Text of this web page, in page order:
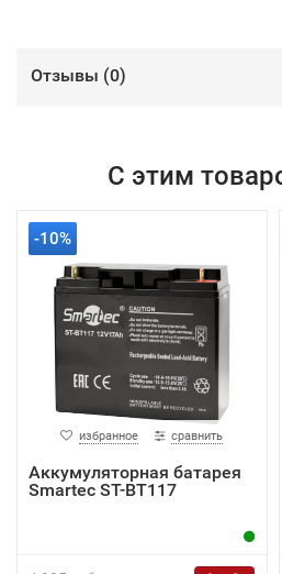
Отзывы (0)
С этим
-10%
избранное сравнить
Аккумуляторная батарея
Smartec ST-BT117